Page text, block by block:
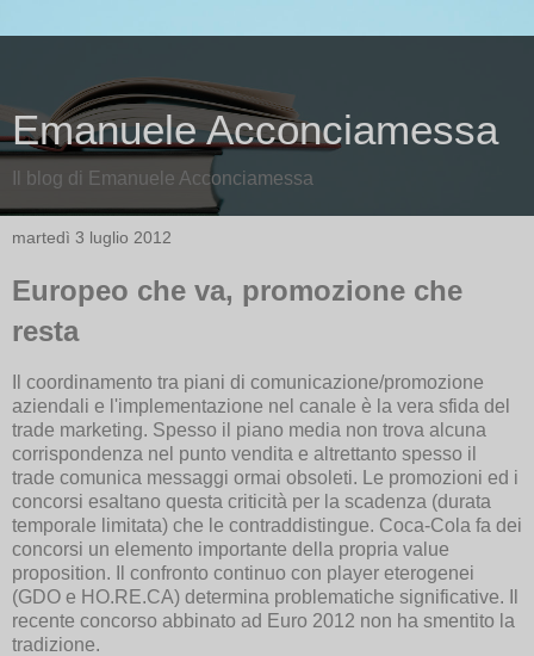
Emanuele Acconciamessa
Il blog di Emanuele Acconciamessa
martedì 3 luglio 2012
Europeo che va, promozione che
resta
Il coordinamento tra piani di comunicazione/promozione
aziendali e l'implementazione nel canale è la vera sfida del
trade marketing. Spesso il piano media non trova alcuna
corrispondenza nel punto vendita e altrettanto spesso il
trade comunica messaggi ormai obsoleti. Le promozioni ed i
concorsi esaltano questa criticità per la scadenza (durata
temporale limitata) che le contraddistingue. Coca-Cola fa dei
concorsi un elemento importante della propria value
proposition. Il confronto continuo con player eterogenei
(GDO e HO.RE.CA) determina problematiche significative. Il
recente concorso abbinato ad Euro 2012 non ha smentito la
tradizione.